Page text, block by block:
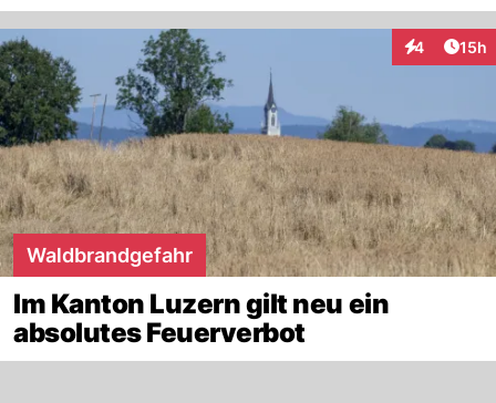
4
Interaktionen
15h
Waldbrandgefahr
Im Kanton Luzern gilt neu ein
absolutes Feuerverbot